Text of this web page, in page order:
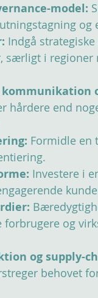
model:
og
Indgå
særligt i
hårdere end
Formidle en
Investere i
forbrugere og
og supply-
behovet